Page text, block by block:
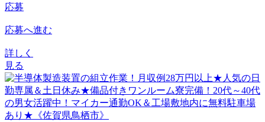
応募
応募へ進む
詳しく
見る